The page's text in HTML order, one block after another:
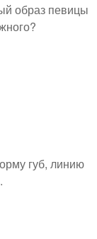
образ певицы
губ, линию